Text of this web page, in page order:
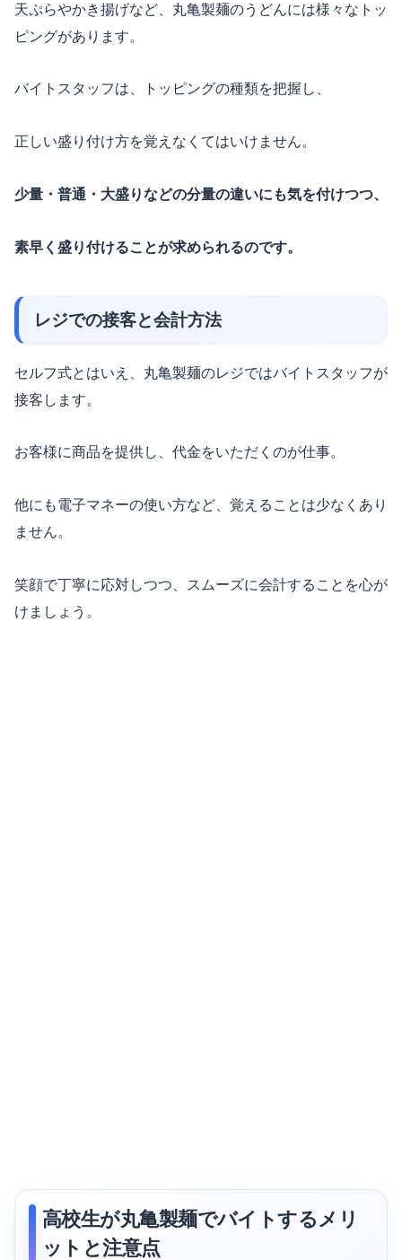
天ぷらやかき揚げなど、丸亀製麺のうどんには様々なトッ
ピングがあります。
バイトスタッフは、トッピングの種類を把握し、
正しい盛り付け方を覚えなくてはいけません。
少量・普通・大盛りなどの分量の違いにも気を付けつつ、
素早く盛り付けることが求められるのです。
レジでの接客と会計方法
セルフ式とはいえ、丸亀製麺のレジではバイトスタッフが
接客します。
お客様に商品を提供し、代金をいただくのが仕事。
他にも電子マネーの使い方など、覚えることは少なくあり
ません。
笑顔で丁寧に応対しつつ、スムーズに会計することを心が
けましょう。
高校生が丸亀製麺でバイトするメリ
ットと注意点